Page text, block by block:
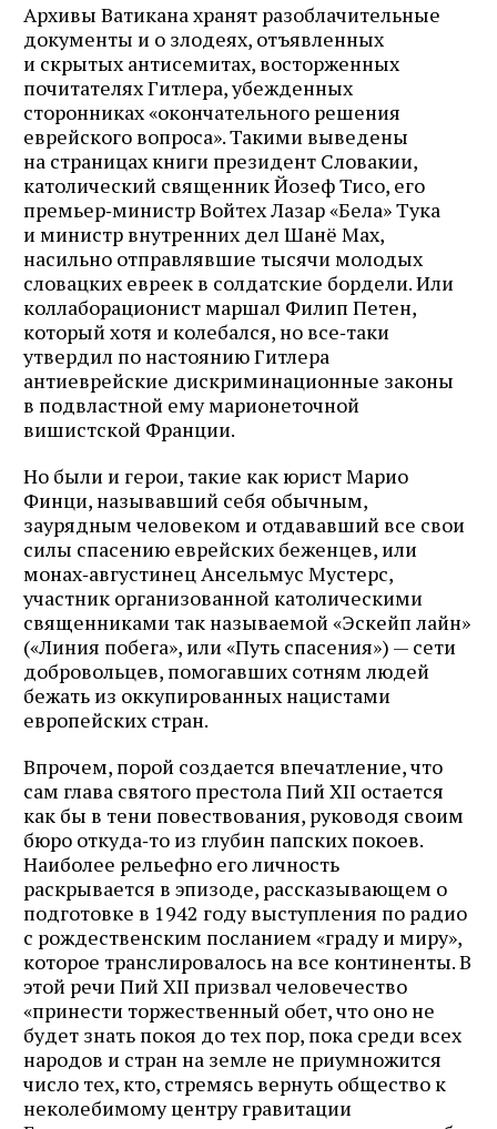
Архивы Ватикана хранят разоблачительные
документы и о злодеях, отъявленных
и скрытых антисемитах, восторженных
почитателях Гитлера, убежденных
сторонниках «окончательного решения
еврейского вопроса». Такими выведены
на страницах книги президент Словакии,
католический священник Йозеф Тисо, его
премьер‑министр Войтех Лазар «Бела» Тука
и министр внутренних дел Шанё Мах,
насильно отправлявшие тысячи молодых
словацких евреек в солдатские бордели. Или
коллаборационист маршал Филип Петен,
который хотя и колебался, но все‑таки
утвердил по настоянию Гитлера
антиеврейские дискриминационные законы
в подвластной ему марионеточной
вишистской Франции.
Но были и герои, такие как юрист Марио
Финци, называвший себя обычным,
заурядным человеком и отдававший все свои
силы спасению еврейских беженцев, или
монах‑августинец Ансельмус Мустерс,
участник организованной католическими
священниками так называемой «Эскейп лайн»
(«Линия побега», или «Путь спасения») — сети
добровольцев, помогавших сотням людей
бежать из оккупированных нацистами
европейских стран.
Впрочем, порой создается впечатление, что
сам глава святого престола Пий XII остается
как бы в тени повествования, руководя своим
бюро откуда‑то из глубин папских покоев.
Наиболее рельефно его личность
раскрывается в эпизоде, рассказывающем о
подготовке в 1942 году выступления по радио
с рождественским посланием «граду и миру»,
которое транслировалось на все континенты. В
этой речи Пий XII призвал человечество
«принести торжественный обет, что оно не
будет знать покоя до тех пор, пока среди всех
народов и стран на земле не приумножится
число тех, кто, стремясь вернуть общество к
неколебимому центру гравитации